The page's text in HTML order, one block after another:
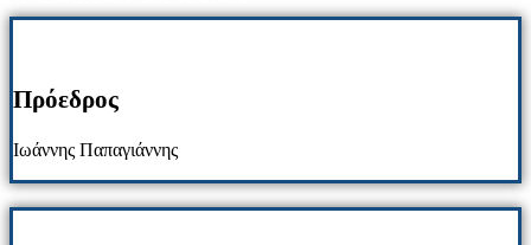
Πρόεδρος
Ιωάννης Παπαγιάννης